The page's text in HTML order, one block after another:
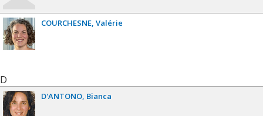
COURCHESNE Valérie
D
D'ANTONO Bianca